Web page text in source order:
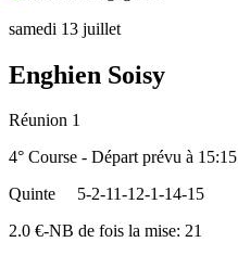
samedi 13 juillet
Enghien Soisy
Réunion 1
4° Course - Départ prévu à 15:15
Quinte
5-2-11-12-1-14-15
2.0 €-NB de fois la mise: 21